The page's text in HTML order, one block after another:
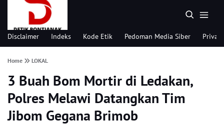
Disclaimer Indeks Kode Etik Pedoman Media Siber
Home LOKAL
3 Buah Bom Mortir di Ledakan,
Polres Melawi Datangkan Tim
Jibom Gegana Brimob